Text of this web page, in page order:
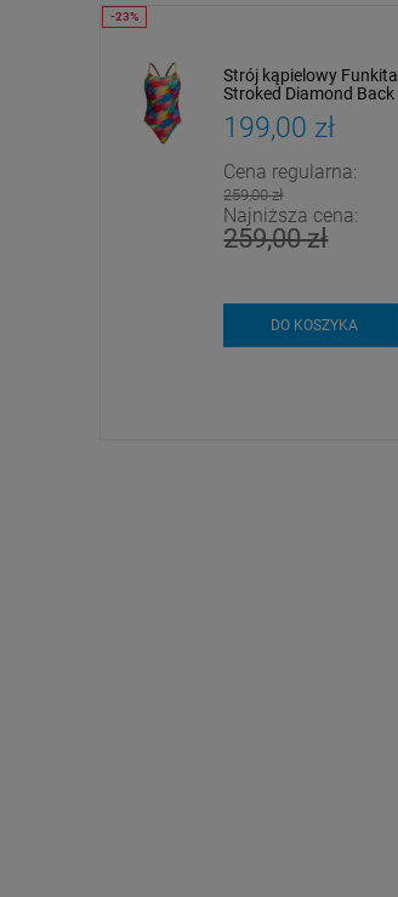
Strój kąpielowy Funkita
Stroked Diamond Back
199,00 zł
Cena regularna:
259,00 zł
Najniższa cena:
259,00 zł
DO KOSZYKA